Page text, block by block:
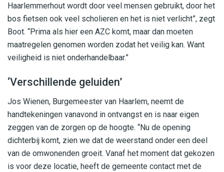
Haarlemmerhout wordt door veel mensen gebruikt, door het
bos fietsen ook veel scholieren en het is niet verlicht”, zegt
Boot. “Prima als hier een AZC komt, maar dan moeten
maatregelen genomen worden zodat het veilig kan. Want
veiligheid is niet onderhandelbaar.”
‘Verschillende geluiden’
Jos Wienen, Burgemeester van Haarlem, neemt de
handtekeningen vanavond in ontvangst en is naar eigen
zeggen van de zorgen op de hoogte. “Nu de opening
dichterbij komt, zien we dat de weerstand onder een deel
van de omwonenden groeit. Vanaf het moment dat gekozen
is voor deze locatie, heeft de gemeente contact met de